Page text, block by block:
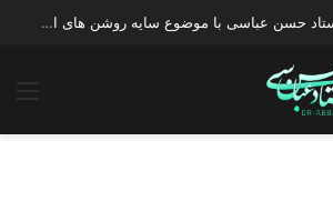
دانلود سخنرانی استاد حسن عباسی با موضوع سایه روشن های انتخاب یک نامزد اصلح